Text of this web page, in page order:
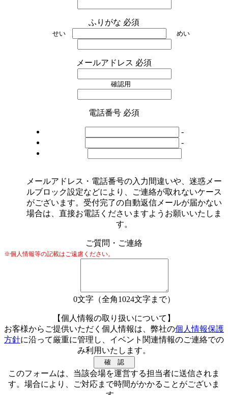
ふりがな 必須
せい めい
メールアドレス 必須
確認用
電話番号 必須
-
-
メールアドレス・電話番号の入力間違いや、迷惑メー
ルブロック設定などにより、ご連絡が取れないケース
がございます。受付完了の自動返信メールが届かない
場合は、直接お電話くださいますようお願いいたしま
す。
ご質問・ご連絡
※個人情報等の記載はご遠慮ください。
0文字（全角1024文字まで）
【個人情報の取り扱いについて】
お客様からご提供いただく個人情報は、弊社の個人情報保護
方針に沿って厳重に管理し、イベント関連情報のご連絡での
み利用いたします。
このフォームは、当該会場を運営する担当者に送信されま
す。場合により、ご対応まで時間がかかることがございま